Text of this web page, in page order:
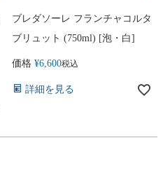
ブレダソーレ フランチャコルタ
ブリュット (750ml) [泡・白]
価格 ¥6,600税込
詳細を見る